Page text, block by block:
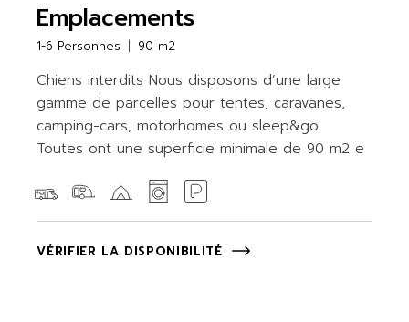
Emplacements
1-6 Personnes 90 m2
Chiens interdits Nous disposons d’une large
gamme de parcelles pour tentes, caravanes,
camping-cars, motorhomes ou sleep&go.
Toutes ont une superficie minimale de 90 m2 e
VÉRIFIER LA DISPONIBILITÉ